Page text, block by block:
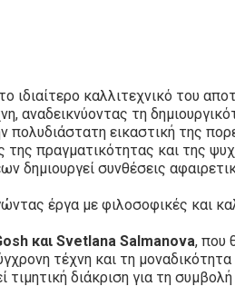
ιδιαίτερο καλλιτεχνικό του
αναδεικνύοντας τη
πολυδιάστατη εικαστική της
της πραγματικότητας και της
δημιουργεί συνθέσεις
έργα με φιλοσοφικές και
και Svetlana Salmanova, που
τέχνη και τη
διάκριση για τη